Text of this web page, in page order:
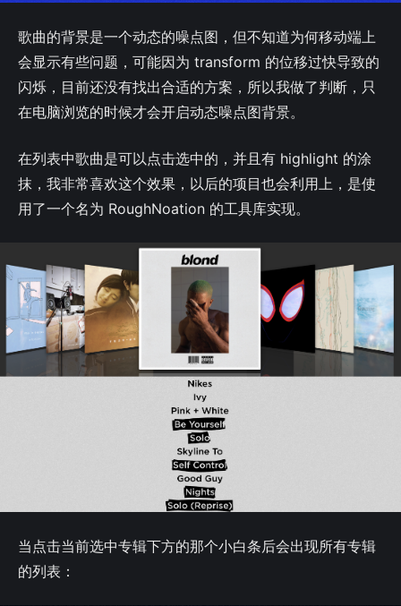
歌曲的背景是一个动态的噪点图，但不知道为何移动端上
会显示有些问题，可能因为 transform 的位移过快导致的
闪烁，目前还没有找出合适的方案，所以我做了判断，只
在电脑浏览的时候才会开启动态噪点图背景。
在列表中歌曲是可以点击选中的，并且有 highlight 的涂
抹，我非常喜欢这个效果，以后的项目也会利用上，是使
用了一个名为 RoughNoation 的工具库实现。
当点击当前选中专辑下方的那个小白条后会出现所有专辑
的列表：